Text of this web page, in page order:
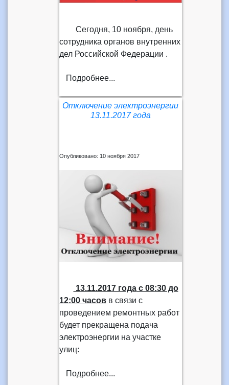
Сегодня, 10 ноября, день
сотрудника органов внутренних
дел Российской Федерации .
Подробнее...
Отключение электроэнергии
13.11.2017 года
Опубликовано: 10 ноября 2017
13.11.2017 годас 08:30 до
12:00 часовв связи с
проведением ремонтных работ
будет прекращена подача
электроэнергии на участке
улиц:
Подробнее...